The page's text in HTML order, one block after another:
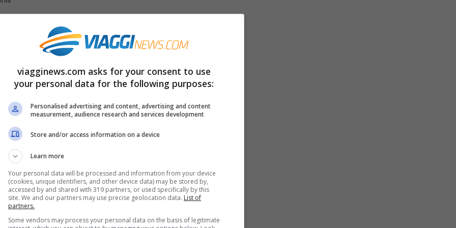
Festival. Creato dalla Fondazione
questo evento è stato creato da Donato
tratta di un Festival che spazia tra ricerca
per avvicinare i ragazzi e le persone a un
dimenticato, Arezzo rARo Festival
di luglio realizzati da alcuni dei
bellezza e della cultura.
che c’è da sapere sulla città toscana
2019
Francesco con la Filarmonica
viagginews.com asks for your consent to use
your personal data for the following purposes:
Personalised advertising and content, advertising and content
measurement, audience research and services development
Store and/or access information on a device
Learn more
Your personal data will be processed and information from your device
(cookies, unique identifiers, and other device data) may be stored by,
accessed by and shared with 319 partners, or used specifically by this
site. We and our partners may use precise geolocation data. List of
partners.
Some vendors may process your personal data on the basis of legitimate